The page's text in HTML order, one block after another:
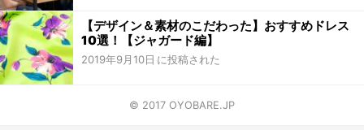
【デザイン＆素材のこだわった】おすすめドレス
10選！【ジャガード編】
2019年9月10日
© 2017 OYOBARE.JP